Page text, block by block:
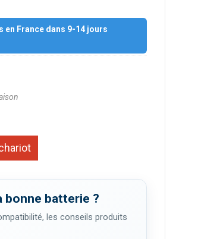
en France dans 9-14 jours
bonne batterie ?
les conseils produits